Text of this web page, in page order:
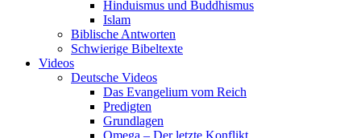
Hinduismus und Buddhismus
Islam
Biblische Antworten
Schwierige Bibeltexte
Videos
Deutsche Videos
Das Evangelium vom Reich
Predigten
Grundlagen
Omega – Der letzte Konflikt